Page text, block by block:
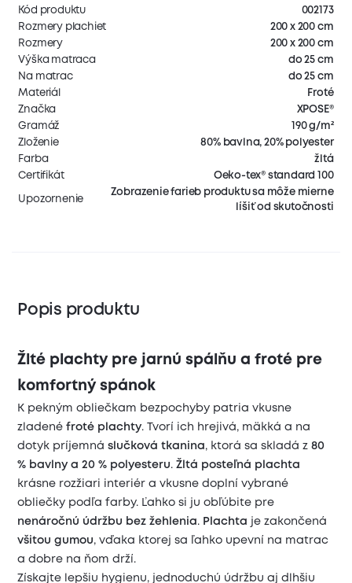
Kód produktu
002173
Rozmery plachiet
200 x 200 cm
Rozmery
200 x 200 cm
Výška matraca
do 25 cm
Na matrac
do 25 cm
Materiál
Froté
Značka
XPOSE®
Gramáž
190 g/m²
Zloženie
80% bavlna, 20% polyester
Farba
žltá
Certifikát
Oeko-tex® standard 100
Upozornenie
Zobrazenie farieb produktu sa môže mierne
líšiť od skutočnosti
Popis produktu
Žlté plachty pre jarnú spálňu a froté pre
komfortný spánok
K pekným obliečkam bezpochyby patria vkusne
zladenéfroté plachty. Tvorí ich hrejivá, mäkká a na
dotyk príjemnáslučková tkanina , ktorá sa skladá z80
% bavlny a 20 % polyesteru.Žltá posteľná plachta
krásne rozžiari interiér a vkusne doplní vybrané
obliečky podľa farby. Ľahko si ju obľúbite pre
nenáročnú údržbu bez žehlenia . Plachta
je zakončená
všitou gumou, vďaka ktorej sa ľahko upevní na matrac
a dobre na ňom drží.
Získajte lepšiu hygienu, jednoduchú údržbu aj dlhšiu